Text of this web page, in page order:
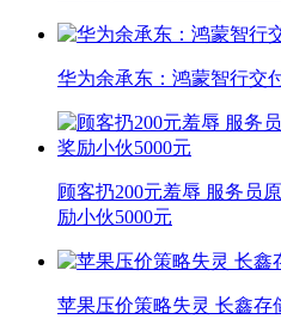
华为余承东：鸿蒙智行交
顾客扔200元羞辱 服务员
励小伙5000元
苹果压价策略失灵 长鑫存